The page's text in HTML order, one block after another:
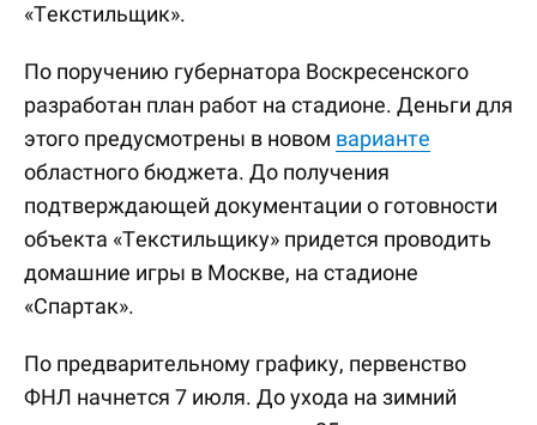
«Текстильщик».
По поручению губернатора Воскресенского
разработан план работ на стадионе. Деньги для
этого предусмотрены в новом варианте
областного бюджета. До получения
подтверждающей документации о готовности
объекта «Текстильщику» придется проводить
домашние игры в Москве, на стадионе
«Спартак».
По предварительному графику, первенство
ФНЛ начнется 7 июля. До ухода на зимний